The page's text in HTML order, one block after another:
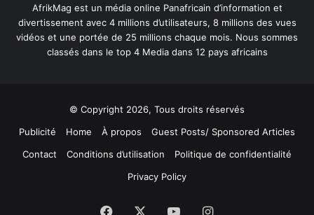
AfrikMag est un média online Panafricain d’information et
divertissement avec 4 millions d’utilisateurs, 8 millions des vues
vidéos et une portée de 25 millions chaque mois. Nous sommes
classés dans le top 4 Media dans 12 pays africains
© Copyright 2026, Tous droits réservés
Publicité
Home À propos
Guest Posts/ Sponsored Articles
Contact
Conditions d’utilisation
Politique de confidentialité
Privacy Policy
Facebook YouTubeInstagram